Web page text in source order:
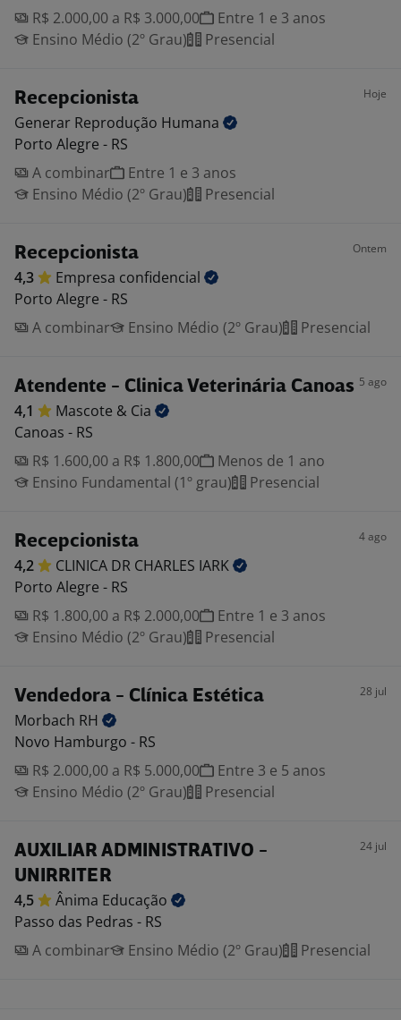
R$ 2.000,00 a R$ 3.000,00
Entre 1 e 3 anos
Ensino Médio (2º Grau)
Presencial
Recepcionista Hoje
Generar Reprodução Humana
Porto Alegre - RS
A combinar
Entre 1 e 3 anos
Ensino Médio (2º Grau)
Presencial
Recepcionista Ontem
4,3 Empresa confidencial
Porto Alegre - RS
A combinar
Ensino Médio (2º Grau) Presencial
Atendente - Clinica Veterinária Canoas 5 ago
4,1 Mascote & Cia
Canoas - RS
R$ 1.600,00 a R$ 1.800,00
Menos de 1 ano
Ensino Fundamental (1º grau)
Presencial
Recepcionista 4 ago
4,2 CLINICA DR CHARLES IARK
Porto Alegre - RS
R$ 1.800,00 a R$ 2.000,00
Entre 1 e 3 anos
Ensino Médio (2º Grau)
Presencial
Vendedora - Clínica Estética 28 jul
Morbach RH
Novo Hamburgo - RS
R$ 2.000,00 a R$ 5.000,00
Entre 3 e 5 anos
Ensino Médio (2º Grau)
Presencial
AUXILIAR ADMINISTRATIVO -
UNIRRITER
24 jul
4,5 Ânima Educação
Passo das Pedras - RS
A combinar
Ensino Médio (2º Grau) Presencial